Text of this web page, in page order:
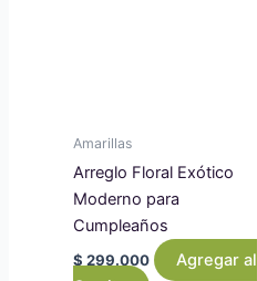
Amarillas
Arreglo Floral Exótico
Moderno para
Cumpleaños
$ 299.000
Agregar al